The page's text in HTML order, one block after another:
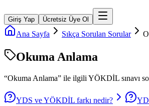
Giriş Yap Ücretsiz Üye Ol
Ana Sayfa Sıkça Sorulan Sorular
Okuma Anlama
“Okuma Anlama” ile ilgili YÖKDİL sınavı
YDS ve YÖKDİL farkı nedir?